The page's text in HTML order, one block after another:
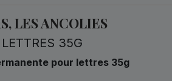
LES ANCOLIES
35G
pour lettres 35g